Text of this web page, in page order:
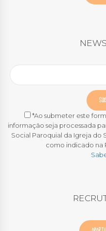
*Ao submeter este
informação seja processada
Social Paroquial da Igreja do
como indicado na